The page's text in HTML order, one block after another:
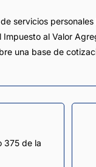
servicios
al Valor
una base de
375 de la